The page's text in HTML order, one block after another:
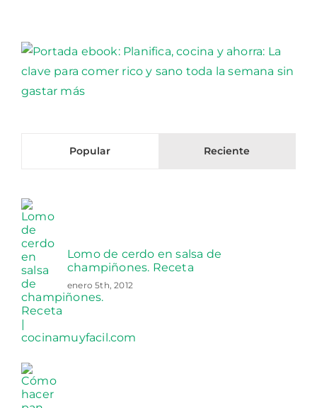
Popular Reciente
Lomo de cerdo en salsa de
champiñones. Receta
enero 5th, 2012